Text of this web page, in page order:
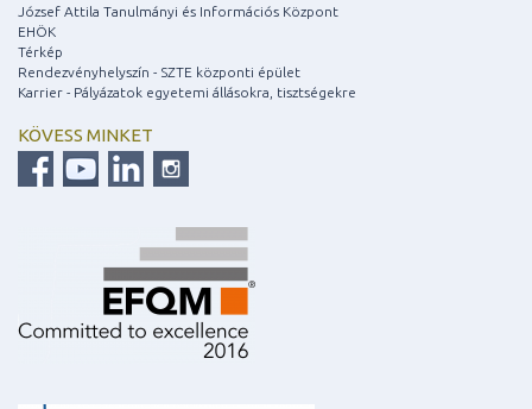
József Attila Tanulmányi és Információs Központ
EHÖK
Térkép
Rendezvényhelyszín - SZTE központi épület
Karrier - Pályázatok egyetemi állásokra, tisztségekre
KÖVESS MINKET